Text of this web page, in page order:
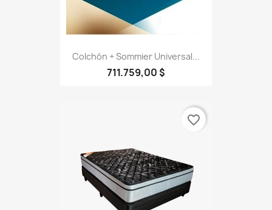
Colchón + Sommier Universal...
711.759,00 $
favorite_border